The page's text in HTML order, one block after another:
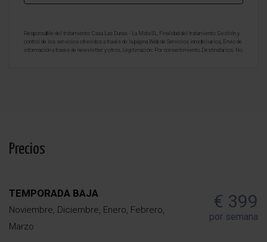
Responsable del tratamiento: Casa Las Dunas - La Mata SL, Finalidad del tratamiento: Gestión y
control de los servicios ofrecidos a través de la página Web de Servicios inmobiliarios, Envío de
información a traves de newsletter y otros, Legitimación: Por consentimiento, Destinatarios: No
Precios
TEMPORADA BAJA
Noviembre, Diciembre, Enero, Febrero,
Marzo
€ 399
por semana